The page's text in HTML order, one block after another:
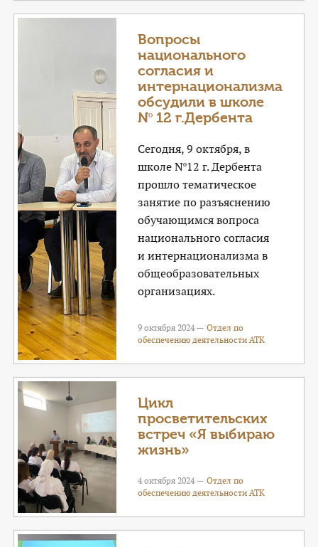
Вопросы
национального
согласия и
интернационализма
обсудили в школе
Nº 12 г.Дербента
Сегодня, 9 октября, в
школе Nº12 г. Дербента
прошло тематическое
занятие по разъяснению
обучающимся вопроса
национального согласия
и интернационализма в
общеобразовательных
организациях.
9 октября 2024 —Отдел по
обеспечению деятельности АТК
Цикл
просветительских
встреч «Я выбираю
жизнь»
4 октября 2024 —Отдел по
обеспечению деятельности АТК